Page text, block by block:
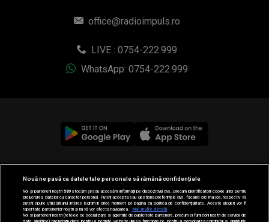
office@radioimpuls.ro
LIVE : 0754-222.999
WhatsApp: 0754-222.999
© 2019-2026 DOGAN MEDIA INTERNATIONAL SA, Toate
drepturile rezervate.
Nouă ne pasă ca datele tale personale să rămână confidențiale
Noi și partenerii noștri589stocăm și/sau accesăm informații pe dispozitivul dvs., precum identificatorii cookie unici pentru
prelucrarea datelor cu caracter personal. Puteți accepta sau gestiona preferințele dvs. făcând clic mai jos, respectiv vă
puteți opune utilizării unui interes legitim în orice moment pe pagina cu politica de confidențialitate. Aceste alegeri vor fi
raportate partenerilor noștri și nu vă vor afecta navigarea.
Mai multe detalii
Noi si partenerii nostri (retelele de socializare si agentiile de publicitate partenere, precum si furnizorii nostri de servicii de
date analitice) prelucram date pentru a permite website-ului sa functioneze, pentru a personaliza continutul si anunturile